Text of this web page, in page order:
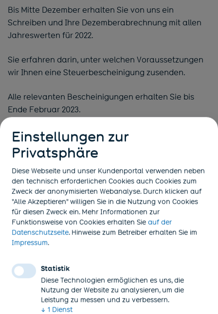
Bis Mitte Dezember erhalten Sie von uns ein
Schreiben und Ihre Dezemberabrechnung mit allen
Jahreswerten für 2022.
Sie erfahren darin, unter welchen Voraussetzungen
wir Ihnen eine Steuerbescheinigung zusenden.
Alle relevanten Bescheinigungen erhalten Sie bis
Ende Februar 2023.
Über unserBVV Kundenportal (öffnet in neuem Tab)
können Sie die
Mitteilung für Ihre Steuererklärung schnell und
einfach selbst abrufen. Sie haben noch keinen
Zugang zum BVV Kundenportal.Hier(öffnet in neuem
können Sie sich
registrieren.
Ihre Rente für Januar 2023 überweisen wir wie
gewohnt bereits vor den Feiertagen.
Wir wünschen Ihnen frohe Weihnachten und bleiben
Einstellungen zur
Privatsphäre
Diese Webseite und unser Kundenportal verwenden neben
den technisch erforderlichen Cookies auch Cookies zum
Zweck der anonymisierten Webanalyse. Durch klicken auf
"Alle Akzeptieren" willigen Sie in die Nutzung von Cookies
für diesen Zweck ein. Mehr Informationen zur
Funktionsweise von Cookies erhalten Sie auf der
Datenschutzseite(öffnet in neuem Tab)
. Hinweise zum Betreiber erhalten Sie im
Impressum(öffnet in neuem Tab)
.
Statistik
Diese Technologien ermöglichen es uns, die
Nutzung der Website zu analysieren, um die
Leistung zu messen und zu verbessern.
↓ 1 Dienst